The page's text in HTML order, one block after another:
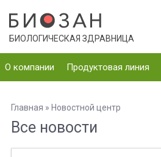
БИОЛОГИЧЕСКАЯ ЗДРАВНИЦА
О компании Продуктовая линия
Главная » Новостной центр
Все новости